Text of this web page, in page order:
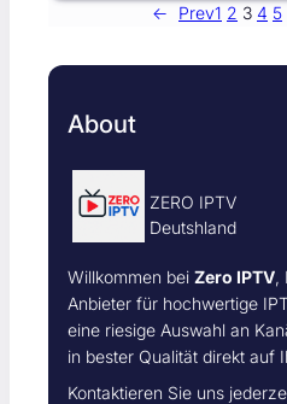
← Prev1 2 3 4 5
About
ZERO IPTV
Deutshland
Willkommen bei Zero IPTV,
Anbieter für hochwertige
eine riesige Auswahl an
in bester Qualität direkt auf
Kontaktieren Sie uns